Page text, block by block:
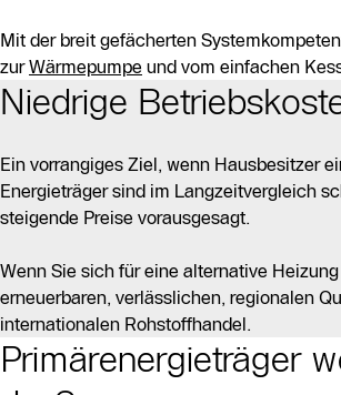
Mit der breit gefächerten
zurWärmepumpe und vom einfachen
Niedrige
Ein vorrangiges Ziel, wenn Hausbesitzer
Energieträger sind im Langzeitvergleich
steigende Preise vorausgesagt.
Wenn Sie sich für eine alternative
erneuerbaren, verlässlichen, regionalen
internationalen Rohstoffhandel.
Primärenergieträger